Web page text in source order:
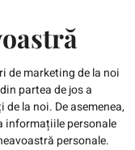
de marketing de la noi
partea de jos a
la noi. De asemenea,
informațiile personale
personale.